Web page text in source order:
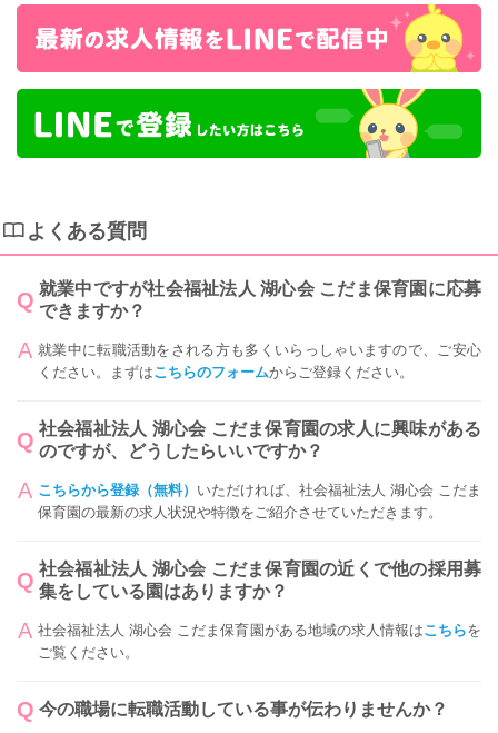
よくある質問
就業中ですが社会福祉法人 湖心会 こだま保育園に応募
できますか？
就業中に転職活動をされる方も多くいらっしゃいますので、ご安心
ください。まずはこちらのフォームからご登録ください。
社会福祉法人 湖心会 こだま保育園の求人に興味がある
のですが、どうしたらいいですか？
こちらから登録（無料） いただければ、社会福祉法人 湖心会 こだま
保育園の最新の求人状況や特徴をご紹介させていただきます。
社会福祉法人 湖心会 こだま保育園の近くで他の採用募
集をしている園はありますか？
社会福祉法人 湖心会 こだま保育園がある地域の求人情報はこちらを
ご覧ください。
今の職場に転職活動している事が伝わりませんか？